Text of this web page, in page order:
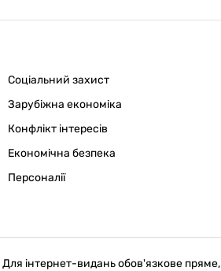
Соціальний захист
Зарубіжна економіка
Конфлікт інтересів
Економічна безпека
Персоналії
Для інтернет-видань обов'язкове пряме,